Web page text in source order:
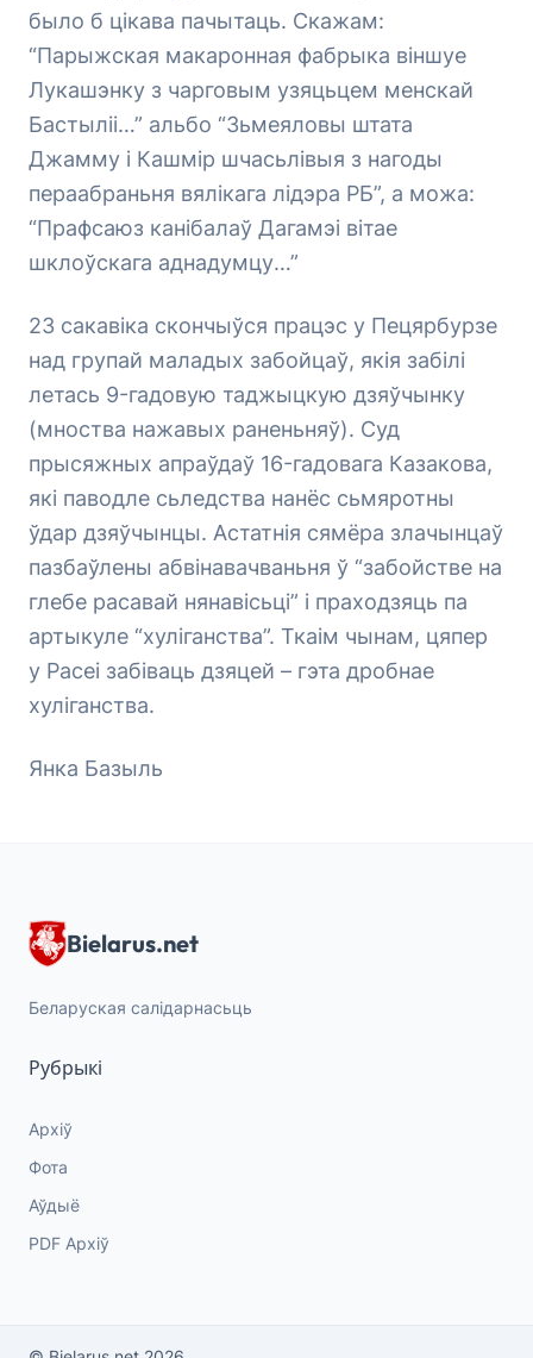
было б цікава пачытаць. Скажам:
“Парыжская макаронная фабрыка віншуе
Лукашэнку з чарговым узяцьцем менскай
Бастыліі…” альбо “Зьмеяловы штата
Джамму і Кашмір шчасьлівыя з нагоды
пераабраньня вялікага лідэра РБ”, а можа:
“Прафсаюз канібалаў Дагамэі вітае
шклоўскага аднадумцу…”
23 сакавіка скончыўся працэс у Пецярбурзе
над групай маладых забойцаў, якія забілі
летась 9-гадовую таджыцкую дзяўчынку
(мноства нажавых раненьняў). Суд
прысяжных апраўдаў 16-гадовага Казакова,
які паводле сьледства нанёс сьмяротны
ўдар дзяўчынцы. Астатнія сямёра злачынцаў
пазбаўлены абвінавачваньня ў “забойстве на
глебе расавай нянавісьці” і праходзяць па
артыкуле “хуліганства”. Ткаім чынам, цяпер
у Расеі забіваць дзяцей – гэта дробнае
хуліганства.
Янка Базыль
Bielarus.net
Беларуская салідарнасьць
Рубрыкі
Архіў
Фота
Аўдыё
PDF Архіў